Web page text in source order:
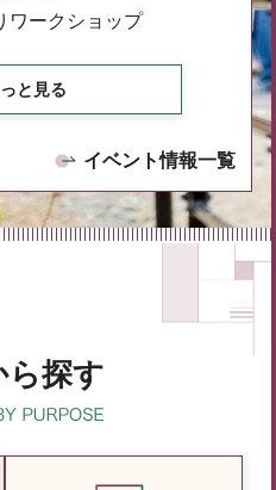
ワークショップ
と見る
イベント情報一覧
ら探す